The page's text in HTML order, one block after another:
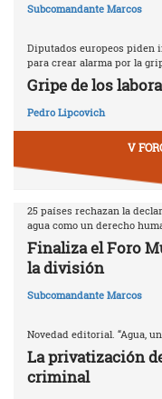
Subcomandante Marcos
Diputados europeos piden
para crear alarma por la
Gripe de los
Pedro Lipcovich
V
25 países rechazan la
agua como un derecho
Finaliza el Foro
la división
Subcomandante Marcos
Novedad editorial. “Agua,
La privatización
criminal